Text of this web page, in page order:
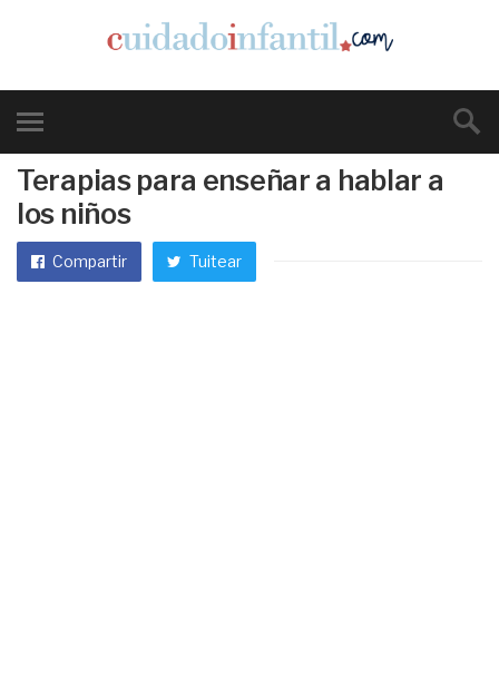
Terapias para enseñar a hablar a
los niños
Compartir Tuitear